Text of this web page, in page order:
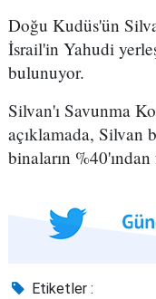
Doğu Kudüs'ün
İsrail'in Yahudi
bulunuyor.
Silvan'ı Savunma
açıklamada, Silvan
binaların
Etiketler :